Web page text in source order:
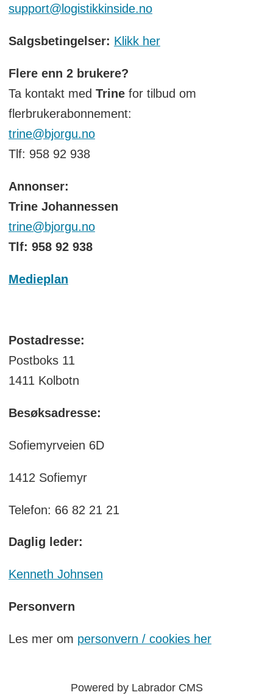
support@logistikkinside.no
Salgsbetingelser: Klikk her
Flere enn 2 brukere?
Ta kontakt med Trinefor tilbud om
flerbrukerabonnement:
trine@bjorgu.no
Tlf: 958 92 938
Annonser:
Trine Johannessen
trine@bjorgu.no
Tlf: 958 92 938
Medieplan
Postadresse:
Postboks 11
1411 Kolbotn
Besøksadresse:
Sofiemyrveien 6D
1412 Sofiemyr
Telefon: 66 82 21 21
Daglig leder:
Kenneth Johnsen
Personvern
Les mer om personvern / cookies her
Powered by Labrador CMS